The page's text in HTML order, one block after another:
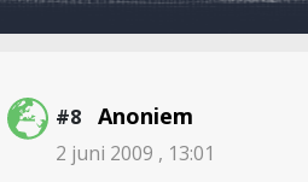
#8 Anoniem
2 juni 2009 , 13:01